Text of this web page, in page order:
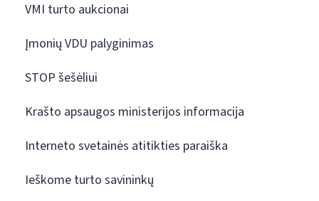
VMI turto aukcionai
Įmonių VDU palyginimas
STOP šešėliui
Krašto apsaugos ministerijos informacija
Interneto svetainės atitikties paraiška
Ieškome turto savininkų